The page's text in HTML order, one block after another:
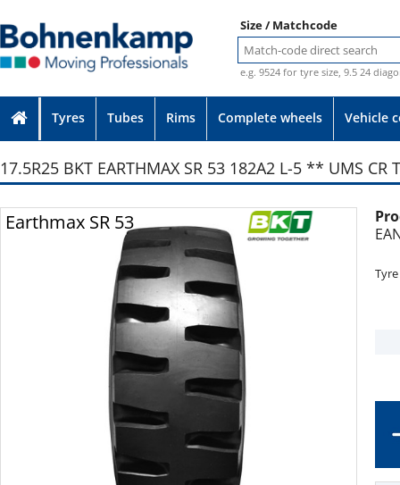
Size / Matchcode
e.g. 9524 for tyre size, 9.5 24
Tyres Tubes Rims Complete wheels Vehicle
17.5R25 BKT EARTHMAX SR 53 182A2 L-5 ** UMS CR
Earthmax SR 53 Photo provided without guarantee
Tyre